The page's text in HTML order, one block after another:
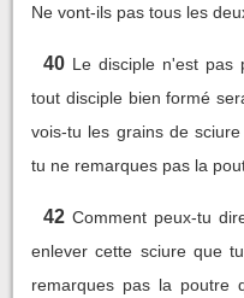
Ne vont-ils pas tous les
40 Le disciple n'est pas
tout disciple bien formé
vois-tu les grains de
tu ne remarques pas la
42 Comment peux-tu
enlever cette sciure que
remarques pas la poutre